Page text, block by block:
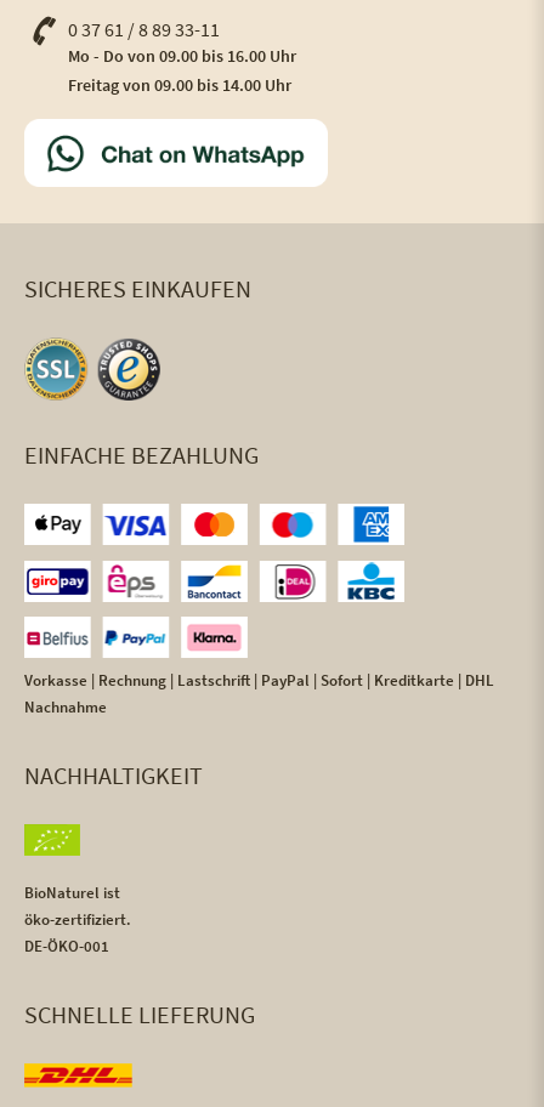
0 37 61 / 8 89 33-11
Mo - Do von 09.00 bis 16.00 Uhr
Freitag von 09.00 bis 14.00 Uhr
SICHERES EINKAUFEN
EINFACHE BEZAHLUNG
Vorkasse | Rechnung | Lastschrift | PayPal | Sofort | Kreditkarte | DHL
Nachnahme
NACHHALTIGKEIT
BioNaturel ist
öko-zertifiziert.
DE-ÖKO-001
SCHNELLE LIEFERUNG